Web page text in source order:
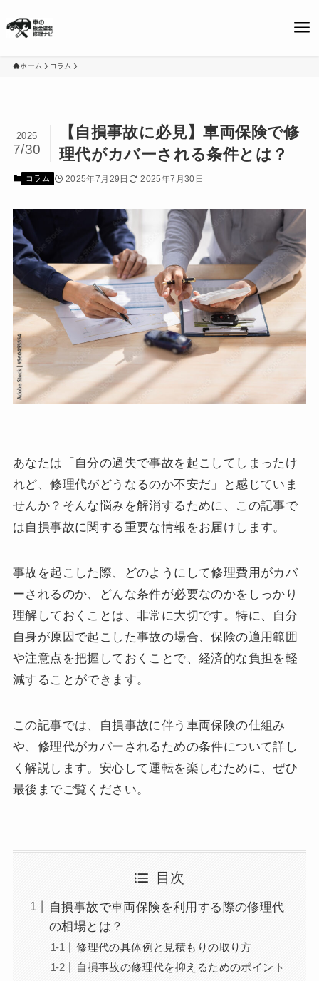
ホーム コラム
【自損事故に必見】車両保険で修
理代がカバーされる条件とは？
2025
7/30
コラム 2025年7月29日 2025年7月30日
あなたは「自分の過失で事故を起こしてしまったけ
れど、修理代がどうなるのか不安だ」と感じていま
せんか？そんな悩みを解消するために、この記事で
は自損事故に関する重要な情報をお届けします。
事故を起こした際、どのようにして修理費用がカバ
ーされるのか、どんな条件が必要なのかをしっかり
理解しておくことは、非常に大切です。特に、自分
自身が原因で起こした事故の場合、保険の適用範囲
や注意点を把握しておくことで、経済的な負担を軽
減することができます。
この記事では、自損事故に伴う車両保険の仕組み
や、修理代がカバーされるための条件について詳し
く解説します。安心して運転を楽しむために、ぜひ
最後までご覧ください。
目次
自損事故で車両保険を利用する際の修理代
の相場とは？
修理代の具体例と見積もりの取り方
自損事故の修理代を抑えるためのポイント